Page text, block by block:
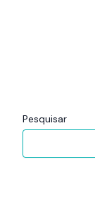
Pesquisar